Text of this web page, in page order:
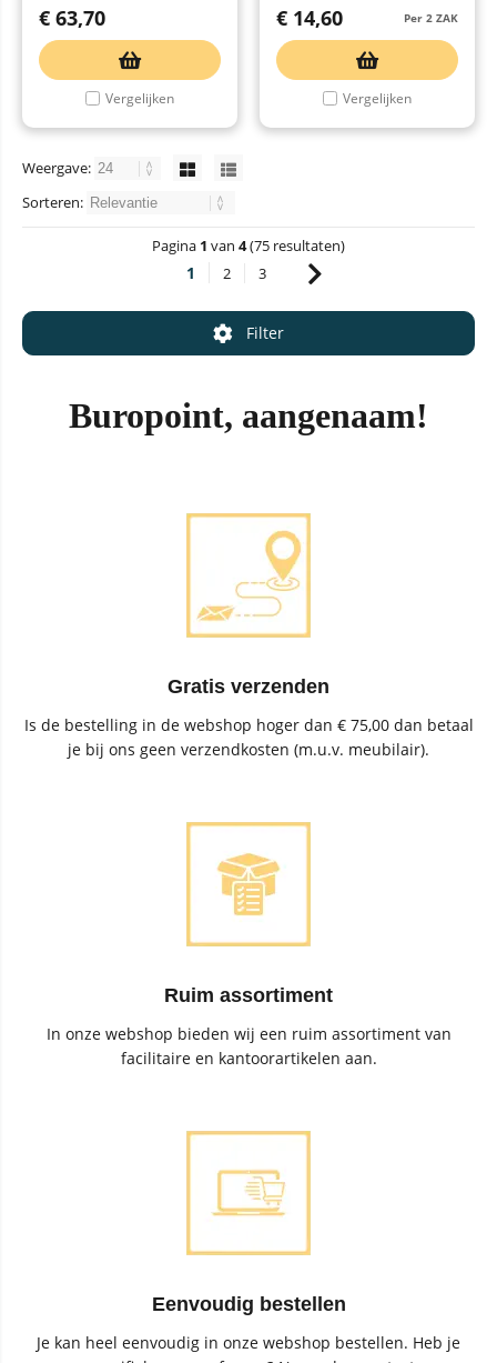
€ 63,70
Vergelijken
Per 2 ZAK
€ 14,60
Vergelijken
Weergave:
Sorteren:
Pagina 1 van 4(75 resultaten)
1 2 3
Filter
Buropoint, aangenaam!
Gratis verzenden
Is de bestelling in de webshop hoger dan € 75,00 dan betaal
je bij ons geen verzendkosten (m.u.v. meubilair).
Ruim assortiment
In onze webshop bieden wij een ruim assortiment van
facilitaire en kantoorartikelen aan.
Eenvoudig bestellen
Je kan heel eenvoudig in onze webshop bestellen. Heb je